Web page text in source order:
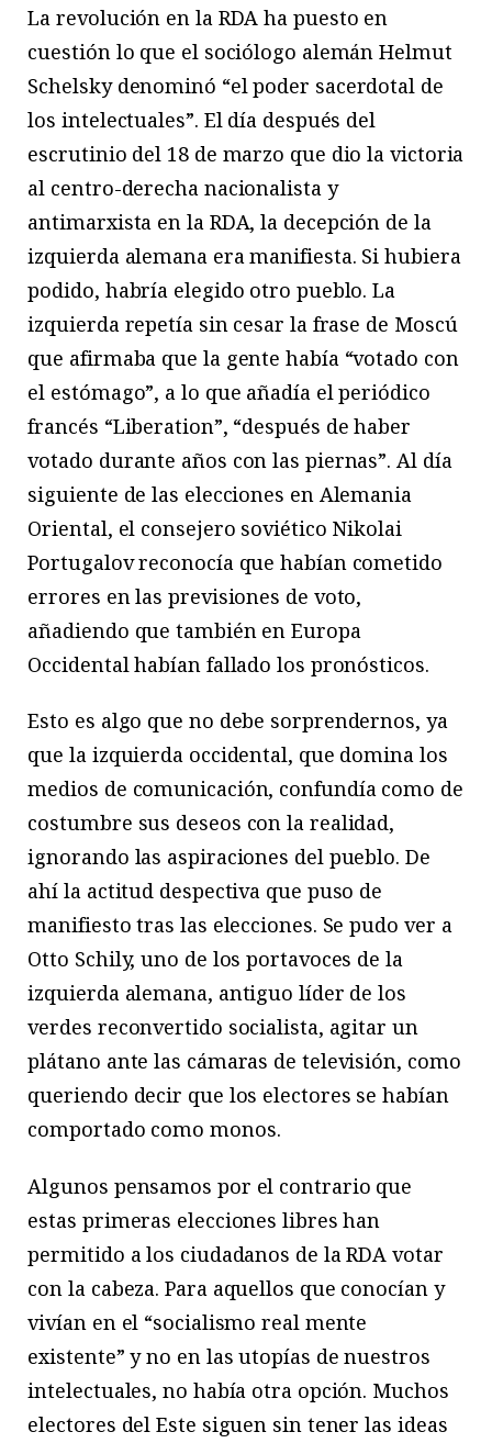
La revolución en la RDA ha puesto en
cuestión lo que el sociólogo alemán Helmut
Schelsky denominó “el poder sacerdotal de
los intelectuales”. El día después del
escrutinio del 18 de marzo que dio la victoria
al centro-derecha nacionalista y
antimarxista en la RDA, la decepción de la
izquierda alemana era manifiesta. Si hubiera
podido, habría elegido otro pueblo. La
izquierda repetía sin cesar la frase de Moscú
que afirmaba que la gente había “votado con
el estómago”, a lo que añadía el periódico
francés “Liberation”, “después de haber
votado durante años con las piernas”. Al día
siguiente de las elecciones en Alemania
Oriental, el consejero soviético Nikolai
Portugalov reconocía que habían cometido
errores en las previsiones de voto,
añadiendo que también en Europa
Occidental habían fallado los pronósticos.
Esto es algo que no debe sorprendernos, ya
que la izquierda occidental, que domina los
medios de comunicación, confundía como de
costumbre sus deseos con la realidad,
ignorando las aspiraciones del pueblo. De
ahí la actitud despectiva que puso de
manifiesto tras las elecciones. Se pudo ver a
Otto Schily, uno de los portavoces de la
izquierda alemana, antiguo líder de los
verdes reconvertido socialista, agitar un
plátano ante las cámaras de televisión, como
queriendo decir que los electores se habían
comportado como monos.
Algunos pensamos por el contrario que
estas primeras elecciones libres han
permitido a los ciudadanos de la RDA votar
con la cabeza. Para aquellos que conocían y
vivían en el “socialismo real mente
existente” y no en las utopías de nuestros
intelectuales, no había otra opción. Muchos
electores del Este siguen sin tener las ideas